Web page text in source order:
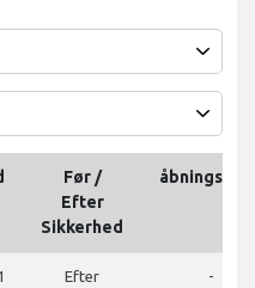
Før /
Efter
Sikkerhed
Efter
-